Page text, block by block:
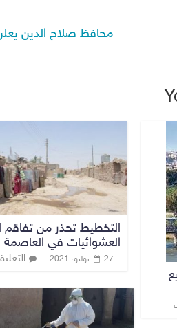
محافظ صلاح الدين
التخطيط تحذر من تفاقم
العشوائيات في العاصمة
27 يوليو، 2021